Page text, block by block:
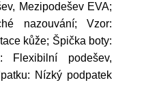
Mezipodešev EVA;
nazouvání; Vzor:
kůže; Špička boty:
Flexibilní podešev,
Nízký podpatek